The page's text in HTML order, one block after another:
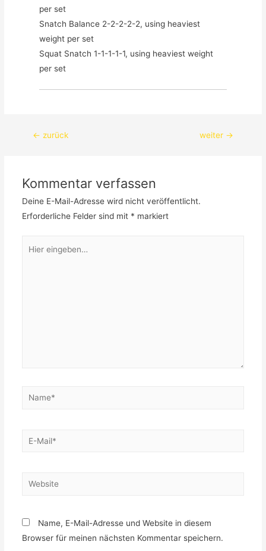
per set
Snatch Balance 2-2-2-2-2, using heaviest
weight per set
Squat Snatch 1-1-1-1-1, using heaviest weight
per set
Beitragsnavigation
← zurück weiter →
Kommentar verfassen
Deine E-Mail-Adresse wird nicht veröffentlicht.
Erforderliche Felder sind mit * markiert
eingeben…
Name*
E-
Website
Name, E-Mail-Adresse und Website in diesem
Browser für meinen nächsten Kommentar speichern.